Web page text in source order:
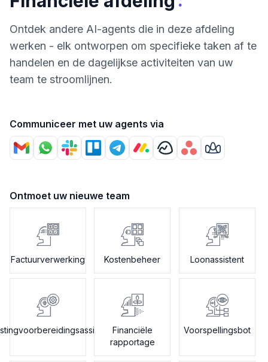
Ontdek andere AI-agents die in deze afdeling
werken - elk ontworpen om specifieke taken af te
handelen en de dagelijkse activiteiten van uw
team te stroomlijnen.
Communiceer met uw agents via
Ontmoet uw nieuwe team
Factuurverwerking Kostenbeheer Loonassistent
Financiële
rapportage
Voorspellingsbot